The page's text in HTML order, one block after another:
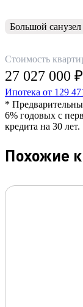
Большой санузел
Стоимость
27 027 000 ₽
Ипотека от 129
*
6% годовых с
кредита на 30 лет.
Похожие